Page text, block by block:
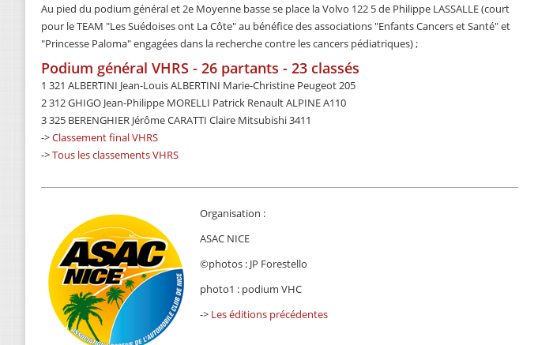
Au pied du podium général et 2e Moyenne basse se place la Volvo 122 5 de Philippe LASSALLE (court
pour le TEAM "Les Suédoises ont La Côte" au bénéfice des associations "Enfants Cancers et Santé" et
"Princesse Paloma" engagées dans la recherche contre les cancers pédiatriques) ;
Podium général VHRS - 26 partants - 23 classés
1 321 ALBERTINI Jean-Louis ALBERTINI Marie-Christine Peugeot 205
2 312 GHIGO Jean-Philippe MORELLI Patrick Renault ALPINE A110
3 325 BERENGHIER Jérôme CARATTI Claire Mitsubishi 3411
->Classement final VHRS
->Tous les classements VHRS
Organisation :
ASAC NICE
©photos : JP Forestello
photo1 : podium VHC
-> Les éditions précédentes